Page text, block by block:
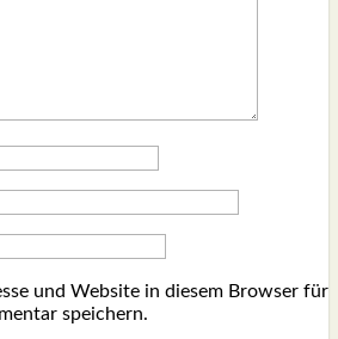
und Website in diesem Browser für
speichern.